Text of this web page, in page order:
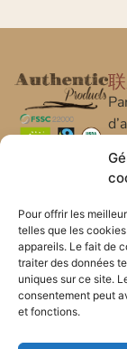
Pour offrir les
telles que les
appareils. Le fait de
traiter des données
uniques sur ce site.
consentement peut
et fonctions.